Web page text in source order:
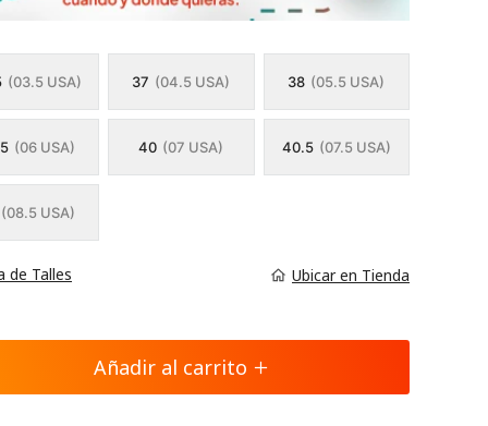
(03.5 USA) 37 (04.5 USA) 38 (05.5 USA)
(06 USA) 40 (07 USA) 40.5 (07.5 USA)
(08.5 USA)
de Talles Ubicar en Tienda
Añadir al carrito